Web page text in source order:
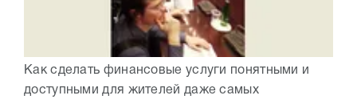
Как сделать финансовые услуги понятными и
доступными для жителей даже самых